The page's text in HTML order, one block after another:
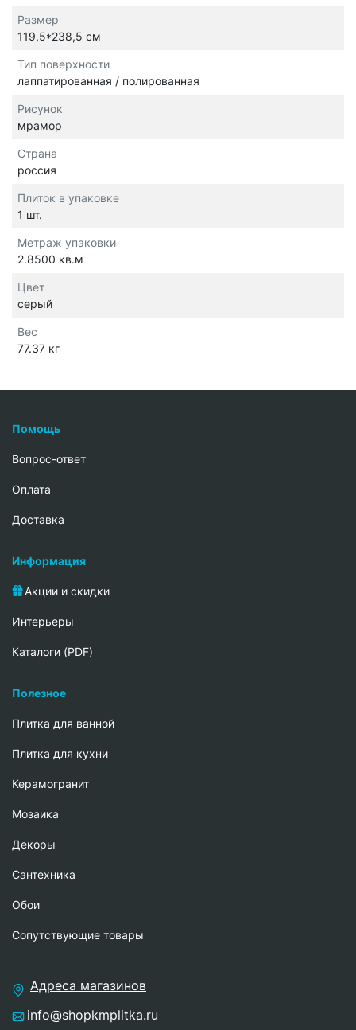
Размер
119,5*238,5 см
Тип поверхности
лаппатированная / полированная
Рисунок
мрамор
Страна
россия
Плиток в упаковке
1 шт.
Метраж упаковки
2.8500 кв.м
Цвет
серый
Вес
77.37 кг
Помощь
Вопрос-ответ
Oплата
Доставка
Информация
Акции и скидки
Интерьеры
Каталоги (PDF)
Полезное
Плитка для ванной
Плитка для кухни
Керамогранит
Мозаика
Декоры
Сантехника
Обои
Сопутствующие товары
Адреса магазинов
info@shopkmplitka.ru